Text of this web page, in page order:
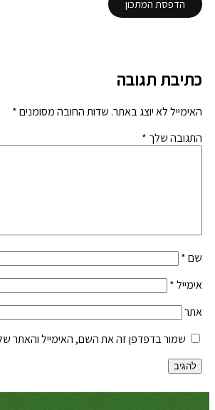
הדפסת המתכון
כתיבת תגובה
האימייל לא יוצג באתר. שדות החובה מסומנים*
התגובה שלך *
שם*
אימייל*
אתר
שמור בדפדפן זה את השם, האימייל והאתר